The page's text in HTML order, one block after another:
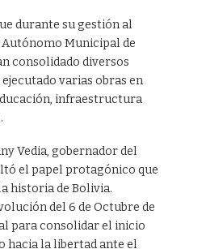
durante su gestión al
Municipal de
consolidado diversos
varias obras en
infraestructura
Vedia, gobernador del
el papel protagónico que
historia de Bolivia.
del 6 de Octubre de
para consolidar el inicio
hacia la libertad ante el